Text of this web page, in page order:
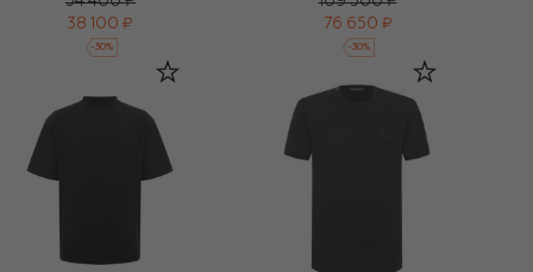
38 100 ₽
-30%
76 650 ₽
-30%